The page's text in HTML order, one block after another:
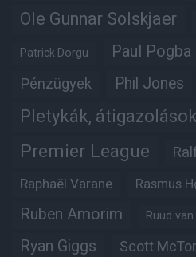
Ole Gunnar Solskjaer
Patrick Dorgu Paul Pogba
Pénzügyek Phil Jones
Pletykák, átigazolások
Premier League
Raphaël Varane Rasmus
Ruben Amorim Ruud
Ryan Giggs Scott